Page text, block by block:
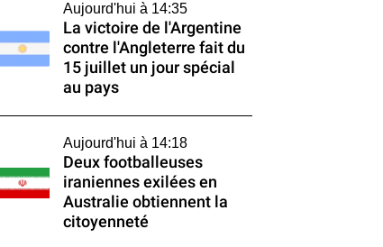
Aujourd'hui à 14:35
La victoire de l'Argentine
contre l'Angleterre fait du
15 juillet un jour spécial
au pays
Aujourd'hui à 14:18
Deux footballeuses
iraniennes exilées en
Australie obtiennent la
citoyenneté